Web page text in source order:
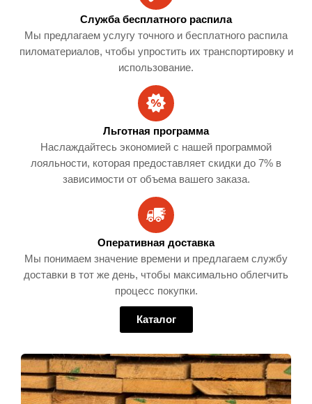
Служба бесплатного распила
Мы предлагаем услугу точного и бесплатного распила
пиломатериалов, чтобы упростить их транспортировку и
использование.
Льготная программа
Наслаждайтесь экономией с нашей программой
лояльности, которая предоставляет скидки до 7% в
зависимости от объема вашего заказа.
Оперативная доставка
Мы понимаем значение времени и предлагаем службу
доставки в тот же день, чтобы максимально облегчить
процесс покупки.
Каталог